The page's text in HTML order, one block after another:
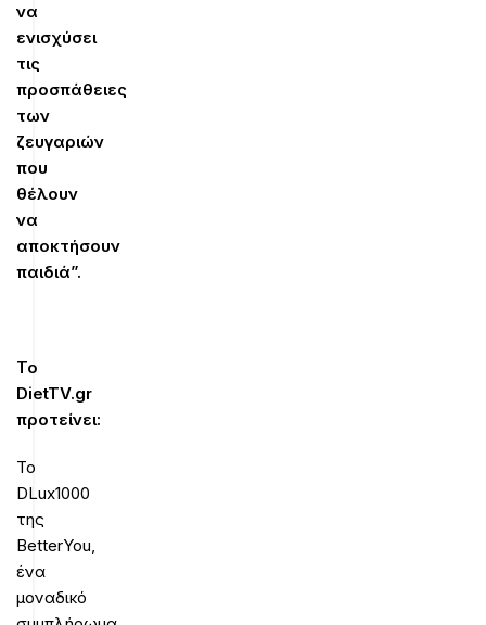
να
ενισχύσει
τις
προσπάθειες
των
ζευγαριών
που
θέλουν
να
αποκτήσουν
παιδιά”.
Το
DietTV.gr
προτείνει:
Το
DLux1000
της
BetterYou,
ένα
μοναδικό